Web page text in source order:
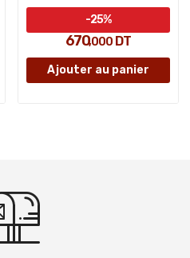
670,000 DT
-25%
Ajouter au panier